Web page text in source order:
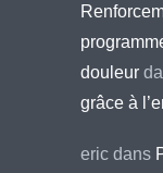
douleur
grâce à
eric dans